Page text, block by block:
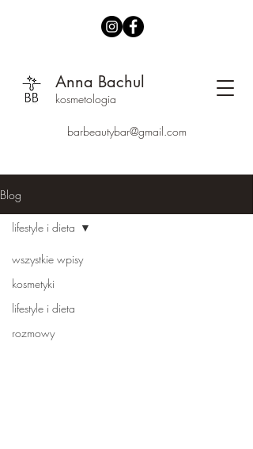
Anna Bachul
kosmetologia
barbeautybar@gmail.com
Blog
wszystkie wpisy
kosmetyki
lifestyle i dieta
rozmowy
lifestyle i dieta